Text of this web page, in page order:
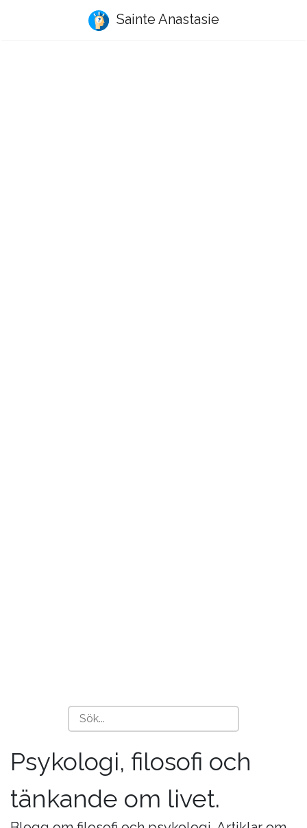
Sainte Anastasie
Psykologi, filosofi och
tänkande om livet.